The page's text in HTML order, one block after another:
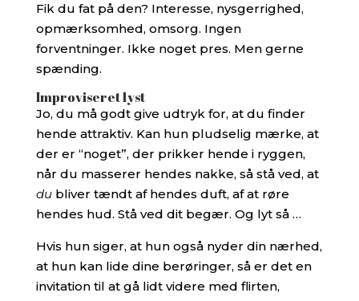
Fik du fat på den? Interesse, nysgerrighed,
opmærksomhed, omsorg. Ingen
forventninger. Ikke noget pres. Men gerne
spænding.
Improviseret lyst
Jo, du må godt give udtryk for, at du finder
hende attraktiv. Kan hun pludselig mærke, at
der er “noget”, der prikker hende i ryggen,
når du masserer hendes nakke, så stå ved, at
dubliver tændt af hendes duft, af at røre
hendes hud. Stå ved dit begær. Og lyt så …
Hvis hun siger, at hun også nyder din nærhed,
at hun kan lide dine berøringer, så er det en
invitation til at gå lidt videre med flirten,